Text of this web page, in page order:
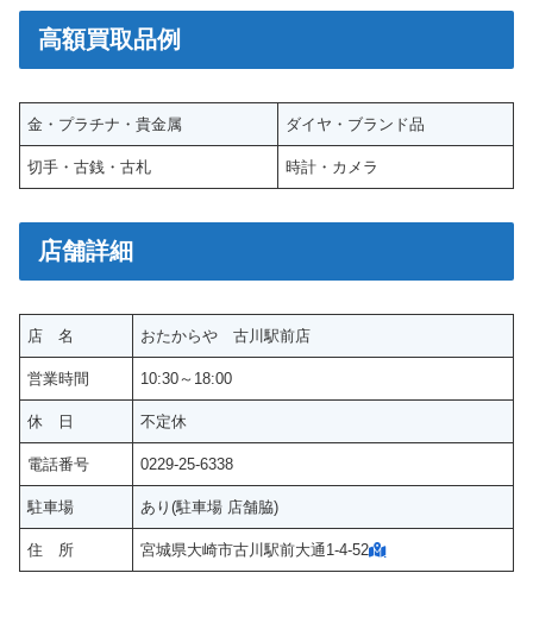
高額買取品例
金・プラチナ・貴金属 ダイヤ・ブランド品
切手・古銭・古札 時計・カメラ
店舗詳細
店 名 おたからや 古川駅前店
営業時間 10:30～18:00
休 日 不定休
電話番号 0229-25-6338
駐車場 あり(駐車場 店舗脇)
住 所 宮城県大崎市古川駅前大通1-4-52